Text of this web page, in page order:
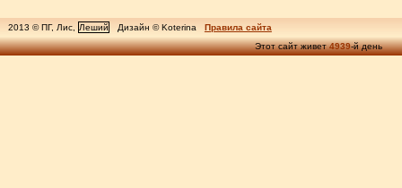
2013 © ПГ, Лис, Леший Дизайн © Koterina
Правила сайта
Этот сайт живет4939-й день